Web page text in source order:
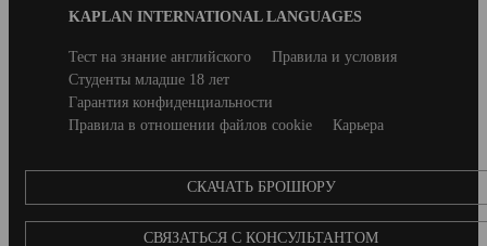
KAPLAN INTERNATIONAL LANGUAGES
SecondaryТест на знание английского
Правила и условия
Студенты младше 18 лет
Гарантия конфиденциальности
Правила в отношении файлов cookie
Карьера
CКАЧАТЬ БРОШЮРУ
СВЯЗАТЬСЯ С КОНСУЛЬТАНТОМ